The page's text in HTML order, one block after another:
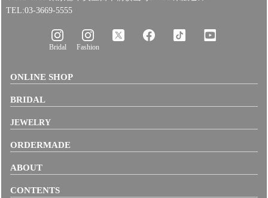
TEL:03-3669-5555
Bridal Fashion
ONLINE SHOP
BRIDAL
JEWELRY
ORDERMADE
ABOUT
CONTENTS